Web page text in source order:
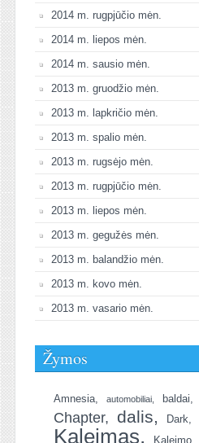
2014 m. rugpjūčio mėn.
2014 m. liepos mėn.
2014 m. sausio mėn.
2013 m. gruodžio mėn.
2013 m. lapkričio mėn.
2013 m. spalio mėn.
2013 m. rugsėjo mėn.
2013 m. rugpjūčio mėn.
2013 m. liepos mėn.
2013 m. gegužės mėn.
2013 m. balandžio mėn.
2013 m. kovo mėn.
2013 m. vasario mėn.
Žymos
Amnesia automobiliai baldai
Chapter dalis Dark
Kaleimas Kaleimo